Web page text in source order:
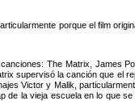
porque el film
The Matrix, James
supervisó la canción que el
Victor y Malik,
la vieja escuela en lo que